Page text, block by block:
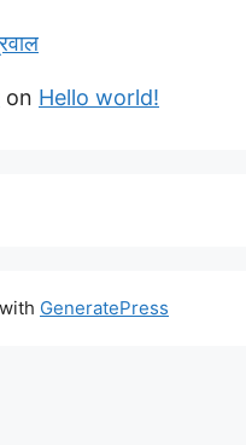
on Hello world!
GeneratePress